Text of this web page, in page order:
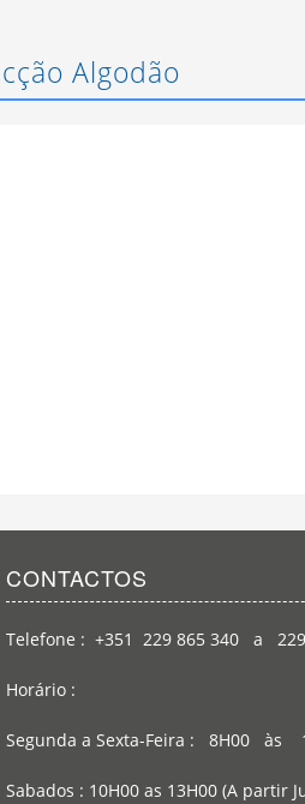
Algodão
CONTACTOS
Telefone : +351 229 865 340 a 229
Horário :
Segunda a Sexta-Feira : 8H00 às
Sabados : 10H00 as 13H00 (A partir